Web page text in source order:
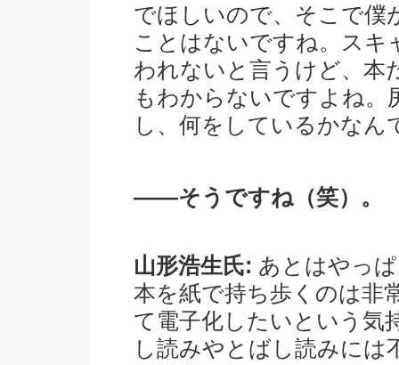
でほしいので、そこで僕
ことはないですね。スキ
われないと言うけど、本
もわからないですよね
し、何をしているかなん
――そうですね（笑）。
山形浩生氏: あとはやっ
本を紙で持ち歩くのは非
て電子化したいという気
し読みやとばし読みに